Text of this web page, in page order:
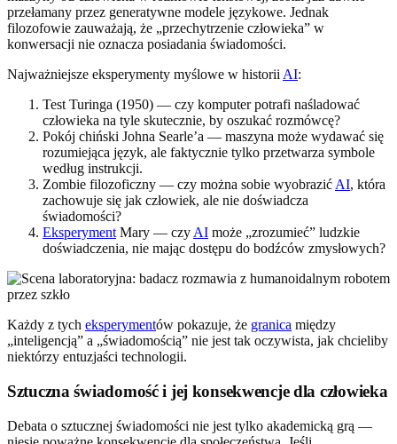
przełamany przez generatywne modele językowe. Jednak
filozofowie zauważają, że „przechytrzenie człowieka” w
konwersacji nie oznacza posiadania świadomości.
Najważniejsze eksperymenty myślowe w historii AI:
Test Turinga (1950) — czy komputer potrafi naśladować
człowieka na tyle skutecznie, by oszukać rozmówcę?
Pokój chiński Johna Searle’a — maszyna może wydawać się
rozumiejąca język, ale faktycznie tylko przetwarza symbole
według instrukcji.
Zombie filozoficzny — czy można sobie wyobrazić AI, która
zachowuje się jak człowiek, ale nie doświadcza
świadomości?
Eksperyment Mary — czy AI może „zrozumieć” ludzkie
doświadczenia, nie mając dostępu do bodźców zmysłowych?
Każdy z tych eksperymentów pokazuje, że granica między
„inteligencją” a „świadomością” nie jest tak oczywista, jak chcieliby
niektórzy entuzjaści technologii.
Sztuczna świadomość i jej konsekwencje dla człowieka
Debata o sztucznej świadomości nie jest tylko akademicką grą —